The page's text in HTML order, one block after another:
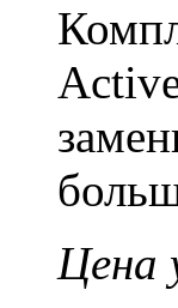
Цена